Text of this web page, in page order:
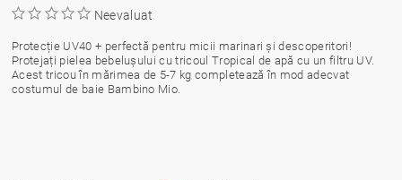
Neevaluat
Protecție UV40 + perfectă pentru micii marinari și descoperitori!
Protejați pielea bebelușului cu tricoul Tropical de apă cu un filtru UV.
Acest tricou în mărimea de 5-7 kg completează în mod adecvat
costumul de baie Bambino Mio.